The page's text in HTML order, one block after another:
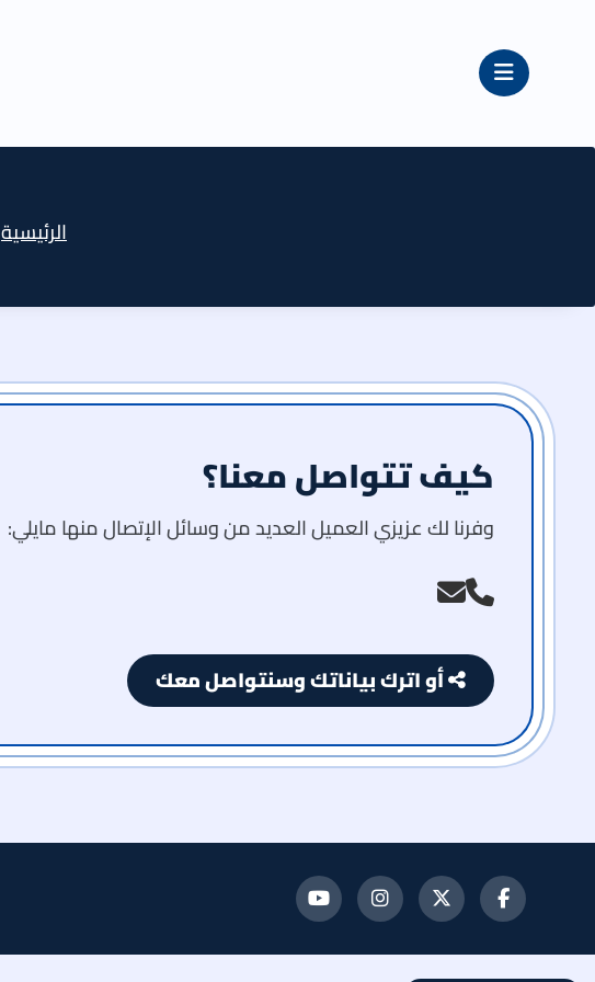
القائمة
الرئيسية
كيف تتواصل معنا؟
وفرنا لك عزيزي العميل العديد من وسائل الإتصال منها مايلي:
تابعنا
على
تابعنا
على
تابعنا
على
تابعنا
على